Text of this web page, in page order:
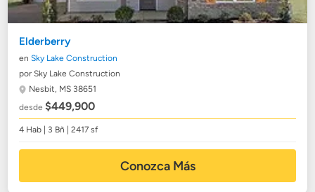
Elderberry
enSky Lake Construction
por Sky Lake Construction
Nesbit, MS 38651
desde$449,900
4 Hab | 3 Bñ | 2417 sf
Conozca Más